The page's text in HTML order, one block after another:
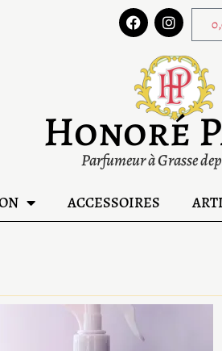
Honoré
Parfumeur à Grasse
ACCESSOIRES